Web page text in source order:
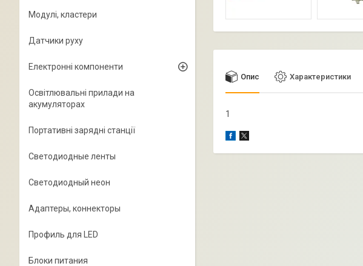
Опис Характеристики
1
Модулі, кластери
Датчики руху
Електронні компоненти
Освітлювальні прилади на
акумуляторах
Портативні зарядні станції
Светодиодные ленты
Светодиодный неон
Адаптеры, коннекторы
Профиль для LED
Блоки питания